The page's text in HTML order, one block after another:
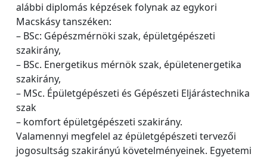
alábbi diplomás képzések folynak az egykori
Macskásy tanszéken:
– BSc: Gépészmérnöki szak, épületgépészeti
szakirány,
– BSc. Energetikus mérnök szak, épületenergetika
szakirány,
– MSc. Épületgépészeti és Gépészeti Eljárástechnika
szak
– komfort épületgépészeti szakirány.
Valamennyi megfelel az épületgépészeti tervezői
jogosultság szakirányú követelményeinek. Egyetemi